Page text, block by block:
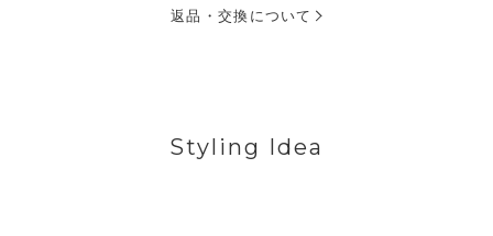
返品・交換について
Styling Idea